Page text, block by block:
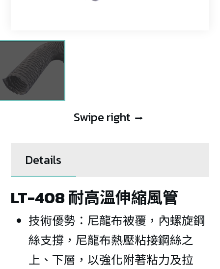
Swipe right ⭢
Details
LT-408 耐高溫伸縮風管
技術優勢：尼龍布被覆，內螺旋鋼
絲支撐，尼龍布熱壓粘接鋼絲之
上、下層，以強化附著粘力及拉